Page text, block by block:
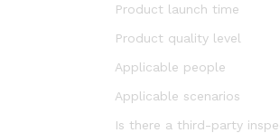
Product launch time
Product quality level
Applicable people
Applicable scenarios
Is there a third-party